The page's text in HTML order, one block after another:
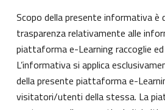
Scopo della presente informativa è
trasparenza relativamente alle
piattaforma e-Learning raccoglie
L’informativa si applica
della presente piattaforma e-
visitatori/utenti della stessa. La